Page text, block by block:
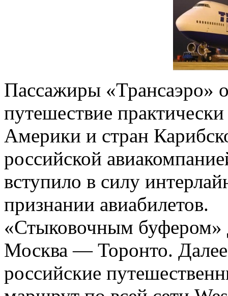
Пассажиры «Трансаэро»
путешествие
Америки и стран
российской
вступило в силу
признании авиабилетов.
«Стыковочным буфером»
Москва — Торонто. Далее
российские